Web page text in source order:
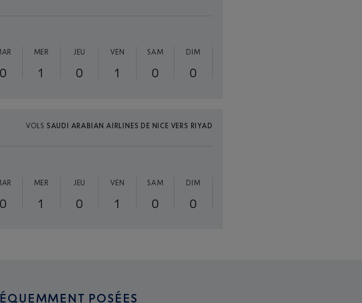
0
MER
1
JEU
0
VEN
1
SAM
0
DIM
0
VOLS SAUDI ARABIAN AIRLINES DE NICE VERS RIYAD
0
MER
1
JEU
0
VEN
1
SAM
0
DIM
0
POSÉES